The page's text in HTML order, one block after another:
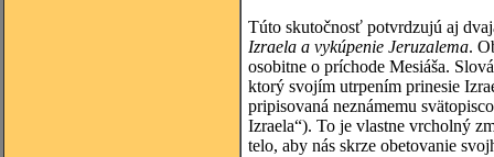
Túto skutočnosť potvrdzujú aj
Izraela a vykúpenie Jeruzalema.
osobitne o príchode Mesiáša.
ktorý svojím utrpením prinesie
pripisovaná neznámemu
Izraela“). To je vlastne vrcholný
telo, aby nás skrze obetovanie